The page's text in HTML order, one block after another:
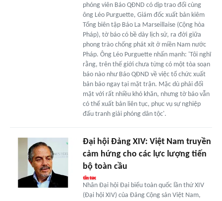
phóng viên Báo QĐND có dịp trao đổi cùng
ông Léo Purguette, Giám đốc xuất bản kiêm
Tổng biên tập Báo La Marseillaise (Cộng hòa
Pháp), tờ báo có bề dày lịch sử, ra đời giữa
phong trào chống phát xít ở miền Nam nước
Pháp. Ông Léo Purguette nhấn mạnh: 'Tôi nghĩ
rằng, trên thế giới chưa từng có một tòa soạn
báo nào như Báo QĐND về việc tổ chức xuất
bản báo ngay tại mặt trận. Mặc dù phải đối
mặt với rất nhiều khó khăn, nhưng tờ báo vẫn
có thể xuất bản liên tục, phục vụ sự nghiệp
đấu tranh giải phóng dân tộc'.
Đại hội Đảng XIV: Việt Nam truyền
cảm hứng cho các lực lượng tiến
bộ toàn cầu
Nhân Đại hội Đại biểu toàn quốc lần thứ XIV
(Đại hội XIV) của Đảng Cộng sản Việt Nam,